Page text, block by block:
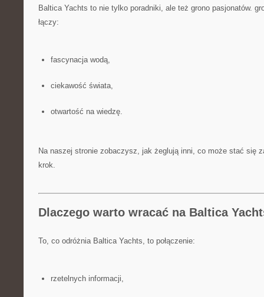
Baltica Yachts to nie tylko poradniki, ale też grono pasjonatów.
łączy:
fascynacja wodą,
ciekawość świata,
otwartość na wiedzę.
Na naszej stronie zobaczysz, jak żeglują inni, co może stać się
krok.
Dlaczego warto wracać na Baltica
To, co odróżnia Baltica Yachts, to połączenie:
rzetelnych informacji,